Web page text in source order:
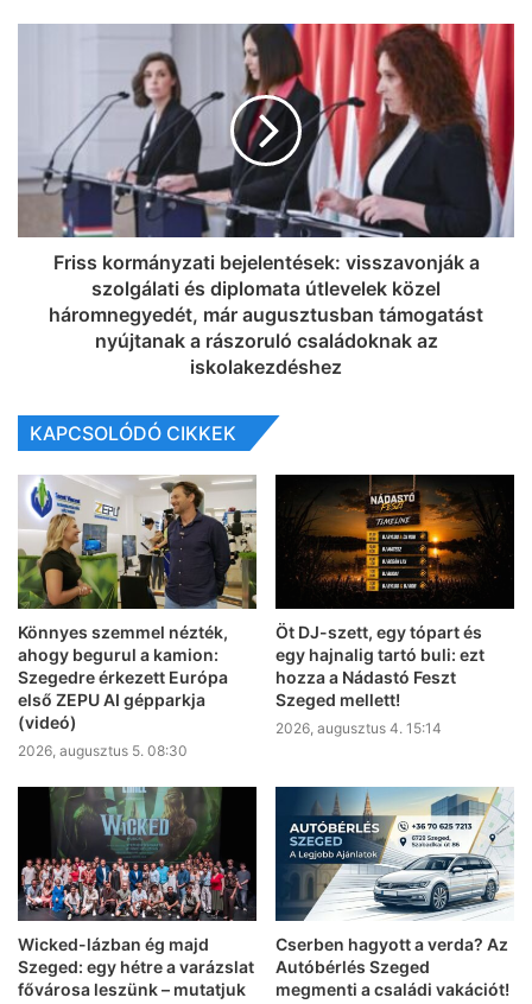
Friss kormányzati bejelentések: visszavonják a
szolgálati és diplomata útlevelek közel
háromnegyedét, már augusztusban támogatást
nyújtanak a rászoruló családoknak az
iskolakezdéshez
KAPCSOLÓDÓ CIKKEK
Könnyes szemmel nézték,
ahogy begurul a kamion:
Szegedre érkezett Európa
első ZEPU AI gépparkja
(videó)
2026, augusztus 5. 08:30
Öt DJ-szett, egy tópart és
egy hajnalig tartó buli: ezt
hozza a Nádastó Feszt
Szeged mellett!
2026, augusztus 4. 15:14
Wicked-lázban ég majd
Szeged: egy hétre a varázslat
fővárosa leszünk – mutatjuk
Cserben hagyott a verda? Az
Autóbérlés Szeged
megmenti a családi vakációt!